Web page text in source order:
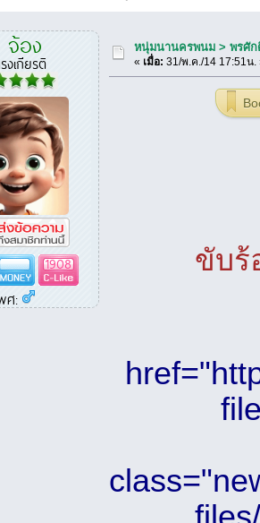
จ้อง
งเกียรติ
1908
ศ:
หนุ่มนานครพนม > พรศัก
« เมื่อ: 31/พ.ค./14 17:51น.
ขับร้